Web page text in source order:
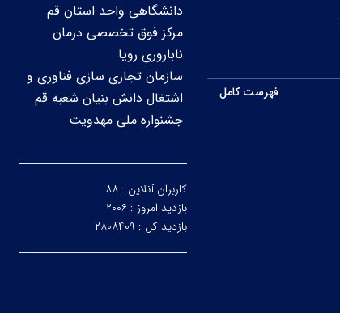
فهرست کامل
دانشگاهی واحد استان قم
مرکز فوق تخصصی درمان
ناباروری رویا
سازمان تجاری سازی فناوری و
اشتغال دانش بنیان شعبه قم
جشنواره ملی مهدویت
کاربران آنلاین : ۸۸
بازدید امروز : ۲۰۰۶
بازدید کل : ۲۸۰۸۴۰۹